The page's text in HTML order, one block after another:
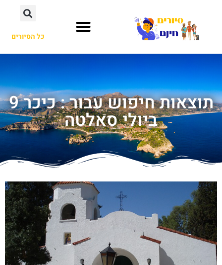
כל הסיורים
תוצאות חיפוש עבור : כיכר 9
ביולי סאלטה